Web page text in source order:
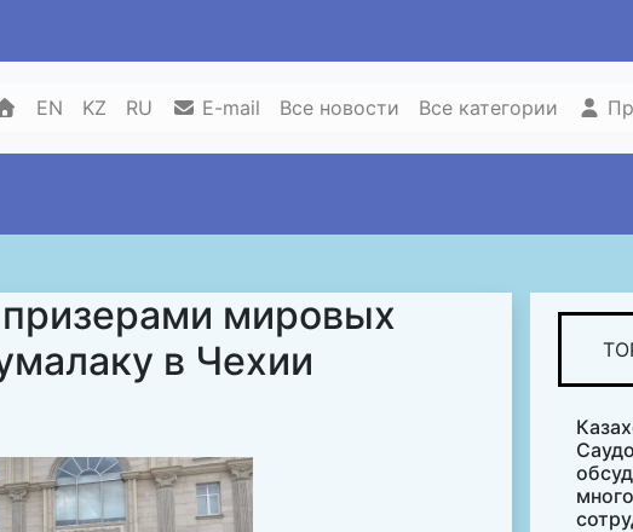
EN KZ RU E-mail Все новости Все категории
мировых
в Чехии